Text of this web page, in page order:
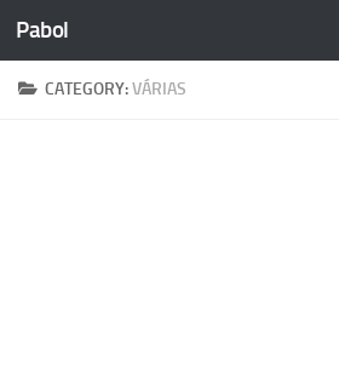
Skip to content
Pabol
CATEGORY:VÁRIAS